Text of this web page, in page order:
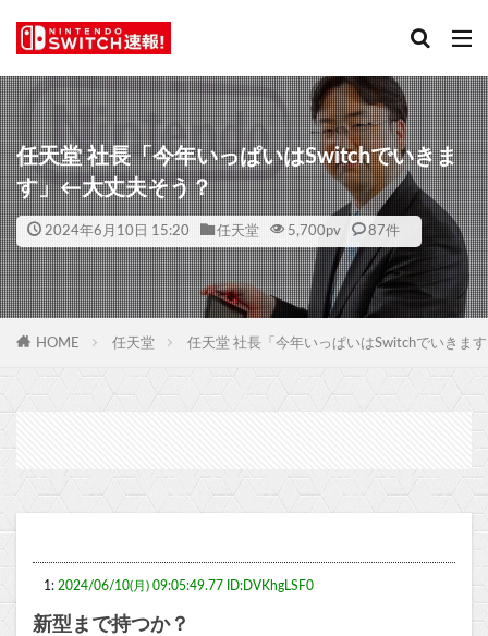
任天堂 社長「今年いっぱいはSwitchでいきま
す」←大丈夫そう？
2024年6月10日 15:20 任天堂 5,700pv 87件
HOME 任天堂 任天堂 社長「今年いっぱいはSwitchでいきま
1: 2024/06/10(月) 09:05:49.77 ID:DVKhgLSF0
新型まで持つか？